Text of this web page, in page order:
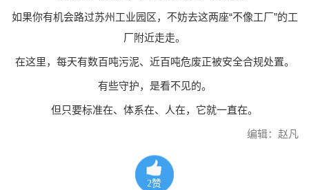
如果你有机会路过苏州工业园区，不妨去这两座“不像工厂”的工
厂附近走走。
在这里，每天有数百吨污泥、近百吨危废正被安全合规处置。
有些守护，是看不见的。
但只要标准在、体系在、人在，它就一直在。
编辑：赵凡
2赞